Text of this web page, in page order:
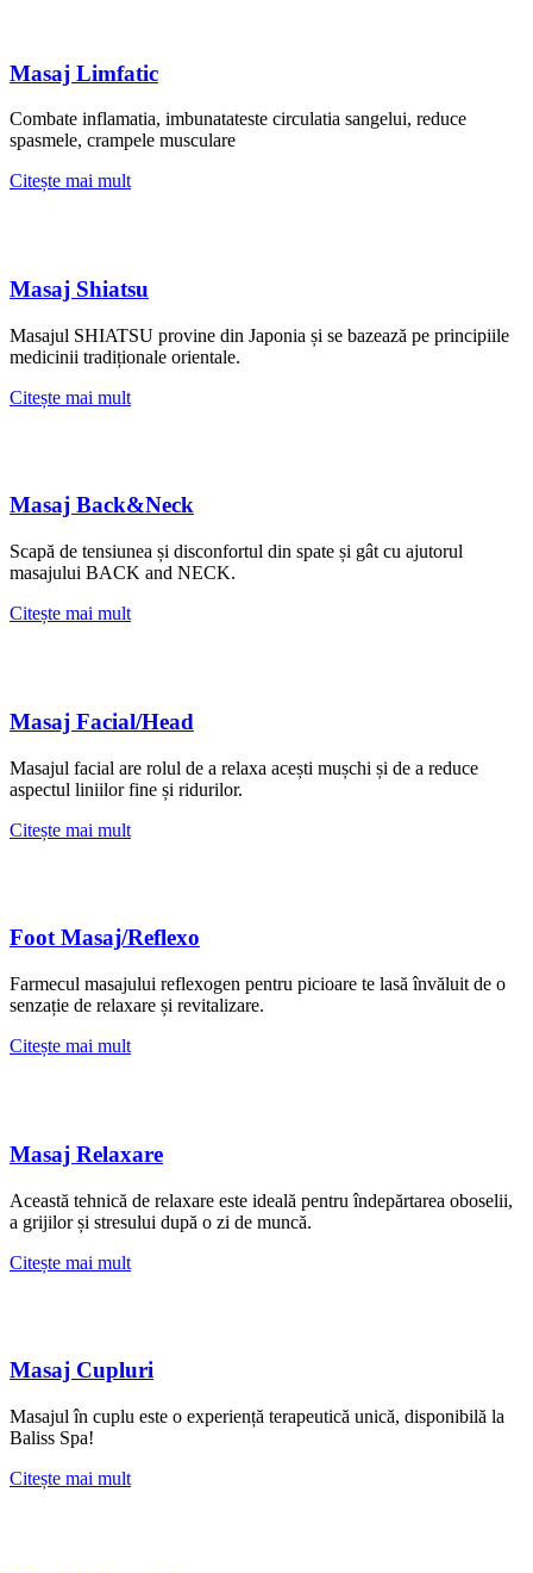
Masaj Limfatic
Combate inflamatia, imbunatateste circulatia sangelui, reduce
spasmele, crampele musculare
Citește mai mult
Masaj Shiatsu
Masajul SHIATSU provine din Japonia și se bazează pe principiile
medicinii tradiționale orientale.
Citește mai mult
Masaj Back&Neck
Scapă de tensiunea și disconfortul din spate și gât cu ajutorul
masajului BACK and NECK.
Citește mai mult
Masaj Facial/Head
Masajul facial are rolul de a relaxa acești mușchi și de a reduce
aspectul liniilor fine și ridurilor.
Citește mai mult
Foot Masaj/Reflexo
Farmecul masajului reflexogen pentru picioare te lasă învăluit de o
senzație de relaxare și revitalizare.
Citește mai mult
Masaj Relaxare
Această tehnică de relaxare este ideală pentru îndepărtarea oboselii,
a grijilor și stresului după o zi de muncă.
Citește mai mult
Masaj Cupluri
Masajul în cuplu este o experiență terapeutică unică, disponibilă la
Baliss Spa!
Citește mai mult